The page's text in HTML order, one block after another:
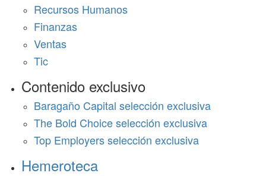
Recursos Humanos
Finanzas
Ventas
Tic
Contenido exclusivo
Baragaño Capital selección exclusiva
The Bold Choice selección exclusiva
Top Employers selección exclusiva
Hemeroteca